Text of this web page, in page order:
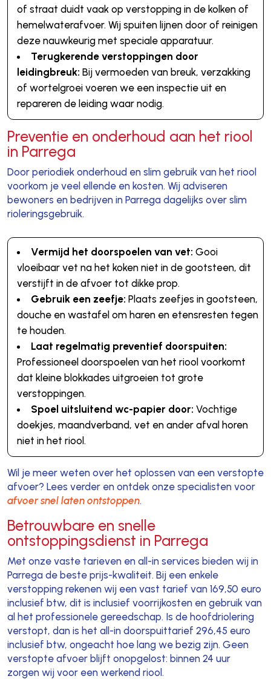
of straat duidt vaak op verstopping in de kolken of
hemelwaterafvoer. Wij spuiten lijnen door of reinigen
deze nauwkeurig met speciale apparatuur.
Terugkerende verstoppingen door
leidingbreuk: Bij vermoeden van breuk, verzakking
of wortelgroei voeren we een inspectie uit en
repareren de leiding waar nodig.
Preventie en onderhoud aan het riool
in Parrega
Door periodiek onderhoud en slim gebruik van het riool
voorkom je veel ellende en kosten. Wij adviseren
bewoners en bedrijven in Parrega dagelijks over slim
rioleringsgebruik.
Vermijd het doorspoelen van vet: Gooi
vloeibaar vet na het koken niet in de gootsteen, dit
verstijft in de afvoer tot dikke prop.
Gebruik een zeefje: Plaats zeefjes in gootsteen,
douche en wastafel om haren en etensresten tegen
te houden.
Laat regelmatig preventief doorspuiten:
Professioneel doorspoelen van het riool voorkomt
dat kleine blokkades uitgroeien tot grote
verstoppingen.
Spoel uitsluitend wc-papier door: Vochtige
doekjes, maandverband, vet en ander afval horen
niet in het riool.
Wil je meer weten over het oplossen van een verstopte
afvoer? Lees verder en ontdek onze specialisten voor
afvoer snel laten ontstoppen.
Betrouwbare en snelle
ontstoppingsdienst in Parrega
Met onze vaste tarieven en all-in services bieden wij in
Parrega de beste prijs-kwaliteit. Bij een enkele
verstopping rekenen wij een vast tarief van 169,50 euro
inclusief btw, dit is inclusief voorrijkosten en gebruik van
al het professionele gereedschap. Is de hoofdriolering
verstopt, dan is het all-in doorspuittarief 296,45 euro
inclusief btw, ongeacht hoe lang we bezig zijn. Geen
verstopte afvoer blijft onopgelost: binnen 24 uur
zorgen wij voor een werkend riool.